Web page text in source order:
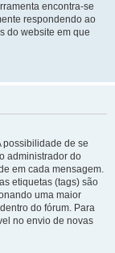
encontra-se
respondendo ao
do website em que
possibilidade de se
administrador do
em cada mensagem.
etiquetas (tags) são
uma maior
do fórum. Para
no envio de novas